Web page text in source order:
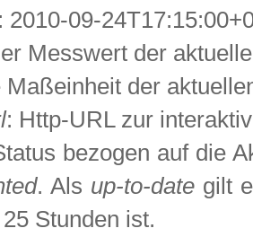
2010-09-
Messwert der
Maßeinheit der
: Http-URL zur
bezogen auf die
. Als up-to-date gilt
Stunden ist.